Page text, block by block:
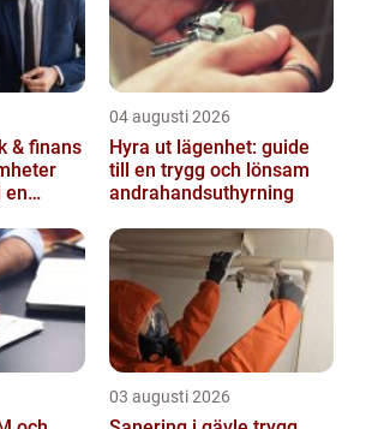
& finans
en
04 augusti 2026
Hyra ut lägenhet: guide
till en trygg och lönsam
andrahandsuthyrning
03 augusti 2026